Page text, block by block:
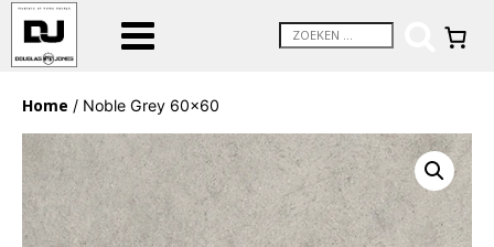
Home / Noble Grey 60×60